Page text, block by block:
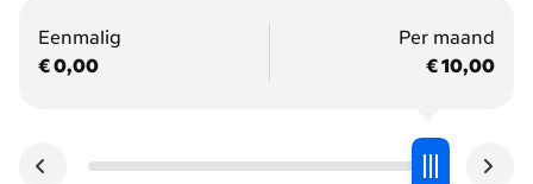
gaan
betalen?
Eenmalig
€ 0,00
Per maand
€ 10,00